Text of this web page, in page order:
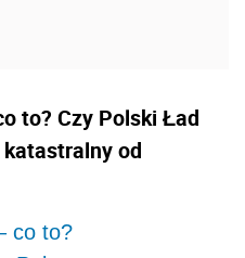
to? Czy Polski Ład
od
co to?